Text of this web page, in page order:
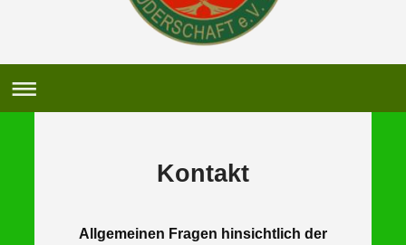
Kontakt
Allgemeinen Fragen hinsichtlich der